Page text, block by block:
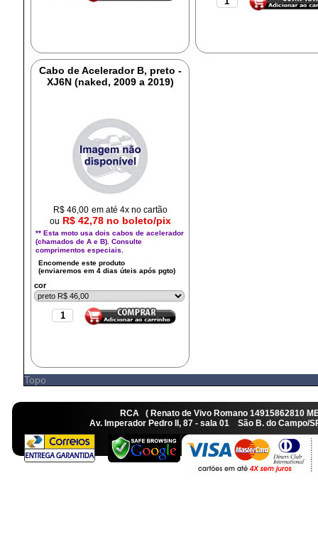
Cabo de Acelerador B, preto -
XJ6N (naked, 2009 a 2019)
R$ 46,00 em até 4x no cartão
ou R$ 42,78 no boleto/pix
** Esta moto usa dois cabos de acelerador
(chamados de A e B). Consulte
comprimentos especiais.
cor
Topo
RCA ( Renato de Vivo Romano
Av. Imperador Pedro II, 87 - sala 01 São B. do